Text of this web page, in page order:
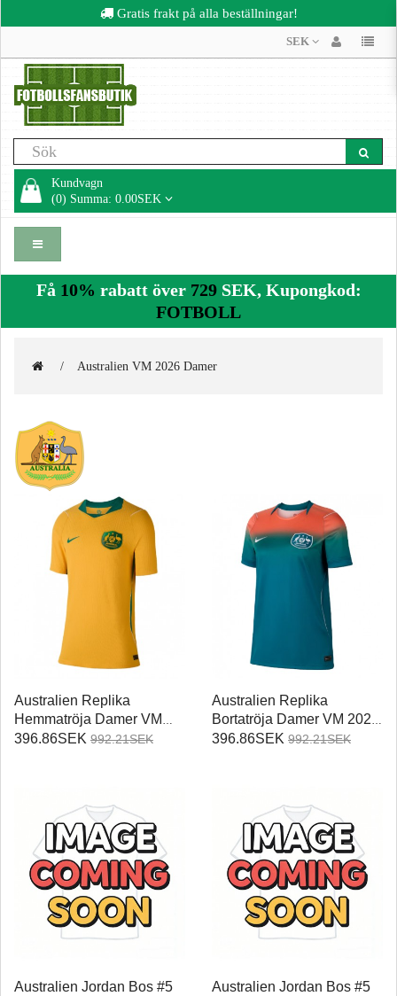
Gratis frakt på alla beställningar!
SEK
Kundvagn
(0) Summa: 0.00SEK
Få 10% rabatt över 729SEK, Kupongkod:
FOTBOLL
Australien VM 2026 Damer
Australien Replika
Hemmatröja Damer VM
2026 Kortärmad
396.86SEK 992.21SEK
Australien Replika
Bortatröja Damer VM 2026
Kortärmad
396.86SEK 992.21SEK
Australien Jordan Bos #5
Australien Jordan Bos #5